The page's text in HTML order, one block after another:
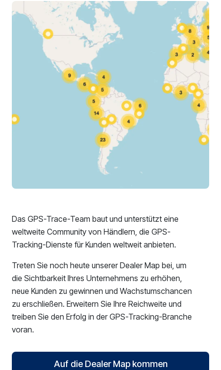
Das GPS-Trace-Team baut und unterstützt eine
weltweite Community von Händlern, die GPS-
Tracking-Dienste für Kunden weltweit anbieten.
Treten Sie noch heute unserer Dealer Map bei, um
die Sichtbarkeit Ihres Unternehmens zu erhöhen,
neue Kunden zu gewinnen und Wachstumschancen
zu erschließen. Erweitern Sie Ihre Reichweite und
treiben Sie den Erfolg in der GPS-Tracking-Branche
voran.
Auf die Dealer Map kommen